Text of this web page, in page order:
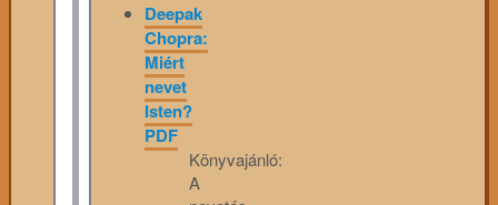
Deepak
Chopra:
Miért
nevet
Isten?
PDF
Könyvajánló:
A